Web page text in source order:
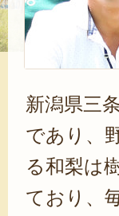
新潟県三
であり、
る和梨は
ており、